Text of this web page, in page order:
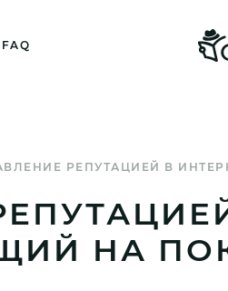
FAQ
РЕПУТАЦИЕЙ В
НА